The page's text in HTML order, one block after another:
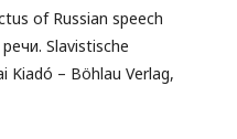
of Russian speech
Slavistische
Kiadó – Böhlau Verlag,